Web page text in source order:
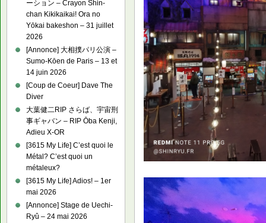
ーション – Crayon Shin-
chan Kikikaikai! Ora no
Yōkai bakeshon – 31 juillet
2026
[Annonce] 大相撲パリ公演 –
Sumo-Kōen de Paris – 13 et
14 juin 2026
[Coup de Coeur] Dave The
Diver
大葉健二RIP さらば、宇宙刑
事ギャバン – RIP Ōba Kenji,
Adieu X-OR
[3615 My Life] C’est quoi le
Métal? C’est quoi un
métaleux?
[3615 My Life] Adios! – 1er
mai 2026
[Annonce] Stage de Uechi-
Ryû – 24 mai 2026